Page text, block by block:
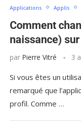
Applications Applis
Comment
naissance)
par Pierre Vitré 3
Si vous êtes un
remarqué que
profil. Comme …